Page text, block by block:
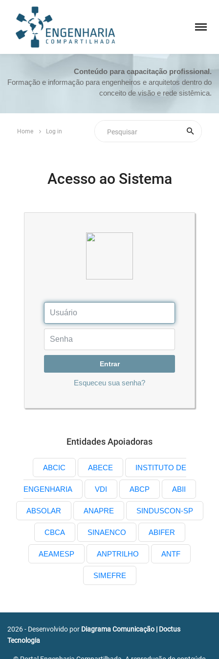
Conteúdo para capacitação profissional.
Formação e informação para engenheiros e arquitetos dentro do
conceito de visão e rede sistêmica.
Home Log in
Acesso ao Sistema
Entrar
Esqueceu sua senha?
Entidades Apoiadoras
ABCIC ABECE INSTITUTO DE
ENGENHARIA VDI ABCP ABII
ABSOLAR ANAPRE SINDUSCON-SP
CBCA SINAENCO ABIFER
AEAMESP ANPTRILHO ANTF
SIMEFRE
2026 - Desenvolvido por Diagrama Comunicação | Doctus
Tecnologia